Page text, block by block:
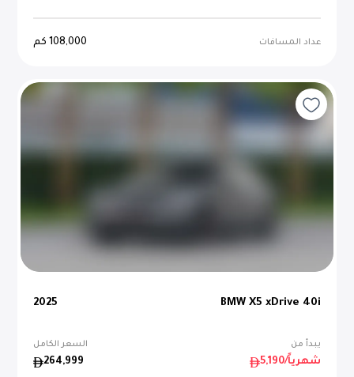
عداد المسافات 108,000 كم
BMW X5 xDrive 40i
2025
يبدأ من السعر الكامل
5,190 /شهرياً 264,999